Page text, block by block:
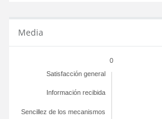
Media
0
Satisfacción general
Información recibida
Sencillez de los mecanismos